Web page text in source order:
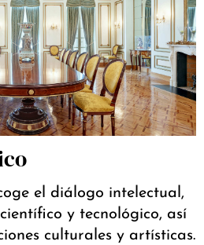
el diálogo intelectual,
y tecnológico, así
culturales y artísticas.